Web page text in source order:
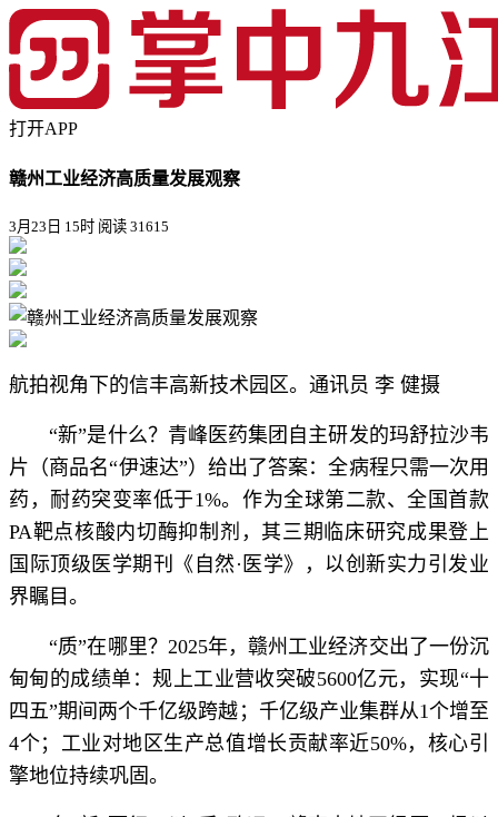
打开APP
赣州工业经济高质量发展观察
3月23日 15时 阅读 31615
航拍视角下的信丰高新技术园区。通讯员 李 健摄
“新”是什么？青峰医药集团自主研发的玛舒拉沙韦
片（商品名“伊速达”）给出了答案：全病程只需一次用
药，耐药突变率低于1%。作为全球第二款、全国首款
PA靶点核酸内切酶抑制剂，其三期临床研究成果登上
国际顶级医学期刊《自然·医学》，以创新实力引发业
界瞩目。
“质”在哪里？2025年，赣州工业经济交出了一份沉
甸甸的成绩单：规上工业营收突破5600亿元，实现“十
四五”期间两个千亿级跨越；千亿级产业集群从1个增至
4个；工业对地区生产总值增长贡献率近50%，核心引
擎地位持续巩固。